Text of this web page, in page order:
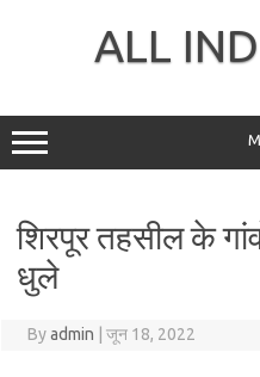
ALL
शिरपूर तहसील के
धुले
Byadmin जून 18, 2022